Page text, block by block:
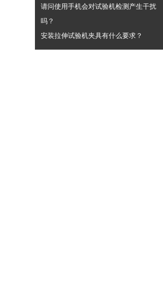
请问使用手机会对试验机检测产生干扰
吗？
安装拉伸试验机夹具有什么要求？